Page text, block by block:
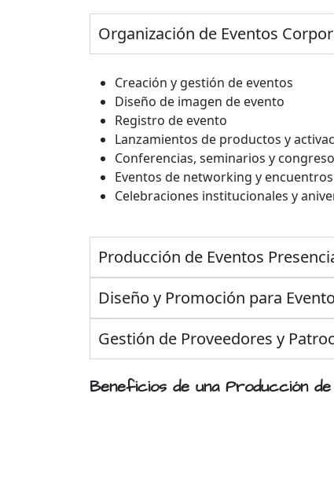
Organización de Eventos
Creación y gestión de eventos
Diseño de imagen de evento
Registro de evento
Lanzamientos de productos y
Conferencias, seminarios y
Eventos de networking y
Celebraciones institucionales y
Producción de Eventos
Diseño y Promoción para
Gestión de Proveedores y
Beneficios de una Producción